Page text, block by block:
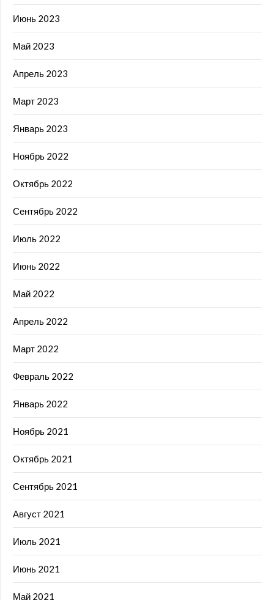
Июнь 2023
Май 2023
Апрель 2023
Март 2023
Январь 2023
Ноябрь 2022
Октябрь 2022
Сентябрь 2022
Июль 2022
Июнь 2022
Май 2022
Апрель 2022
Март 2022
Февраль 2022
Январь 2022
Ноябрь 2021
Октябрь 2021
Сентябрь 2021
Август 2021
Июль 2021
Июнь 2021
Май 2021